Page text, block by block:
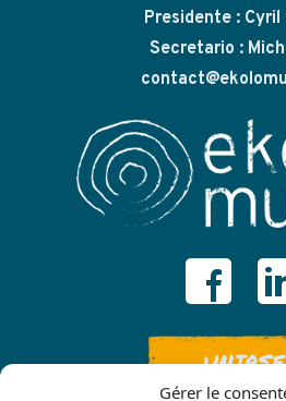
Gérer le
Presidente : Cyril
Secretario :
UNIRSE